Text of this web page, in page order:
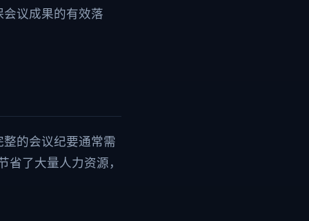
议成果的有效落
的会议纪要通常需
了大量人力资源，